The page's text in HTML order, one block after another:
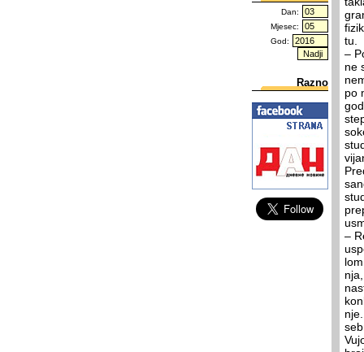
Dan:
Mjesec:
God:
Razno
tu.
–
ne
po
–